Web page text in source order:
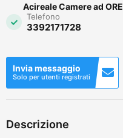
Acireale Camere ad ORE
Telefono
3392171728
Invia messaggio
Solo per utenti registrati
Descrizione